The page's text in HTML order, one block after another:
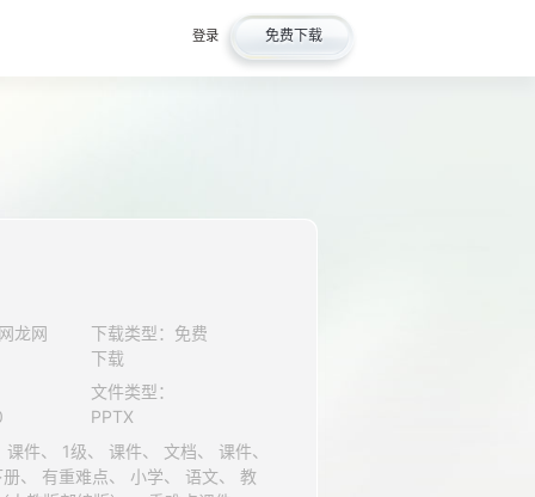
登录 免费下载
龙网
下载类型：免费
下载
文件类型：
PPTX